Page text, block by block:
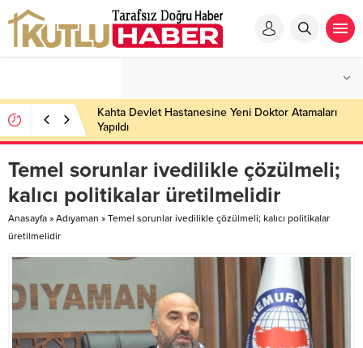
Kahta Devlet Hastanesine Yeni Doktor Atamaları
Yapıldı
Temel sorunlar ivedilikle çözülmeli;
kalıcı politikalar üretilmelidir
Anasayfa » Adıyaman » Temel sorunlar ivedilikle çözülmeli; kalıcı politikalar
üretilmelidir